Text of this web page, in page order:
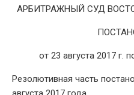
АРБИТРАЖНЫЙ СУД
от 23 августа 2017 г.
Резолютивная часть